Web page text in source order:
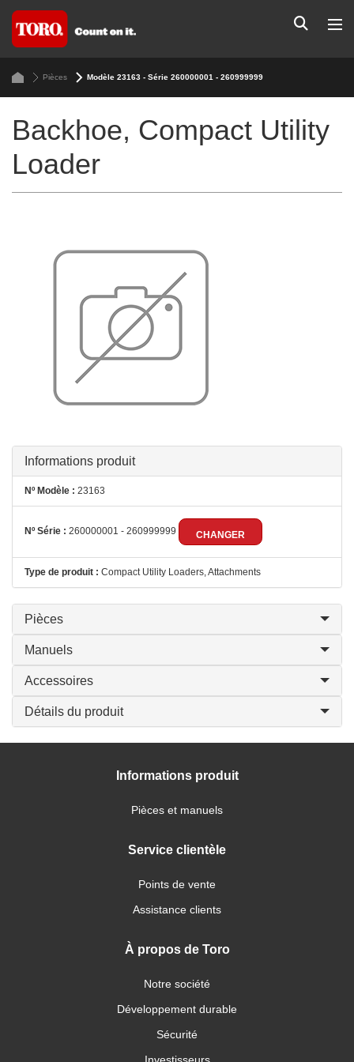
Pièces Modèle 23163 - Série 260000001 - 260999999
Backhoe, Compact Utility
Loader
Informations produit
Nº Modèle : 23163
Nº Série : 260000001 - 260999999 CHANGER
Type de produit : Compact Utility Loaders, Attachments
Pièces
Manuels
Accessoires
Détails du produit
Informations produit
Pièces et manuels
Service clientèle
Points de vente
Assistance clients
À propos de Toro
Notre société
Développement durable
Sécurité